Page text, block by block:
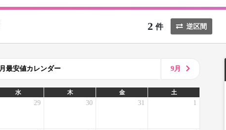
2 件 逆区間
最安値カレンダー 9月
水 木 金 土
29 30 31 1